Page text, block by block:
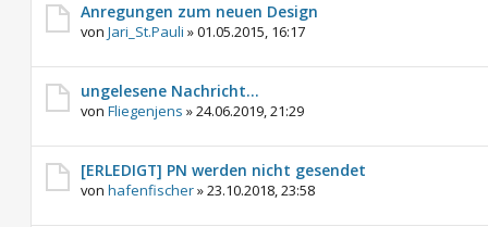
Anregungen zum neuen Design
von Jari_St.Pauli »01.05.2015, 16:17
ungelesene Nachricht...
von Fliegenjens »24.06.2019, 21:29
[ERLEDIGT] PN werden nicht gesendet
von hafenfischer»23.10.2018, 23:58